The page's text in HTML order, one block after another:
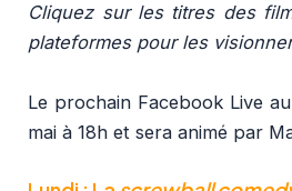
Cliquez sur les titres des
plateformes pour les
Le prochain Facebook Live
mai à 18h et sera animé par